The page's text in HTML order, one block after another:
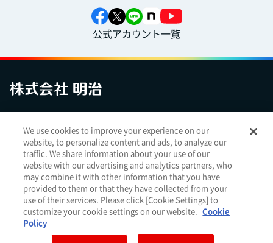
公式アカウント一覧
アクセシビリティへの対応方針ご利用規約明治グループのDX
Cookie Settings
明治ホールディングス株式会社 （ EN ｜簡体 ）
Meiji Seika ファルマ株式会社
We use cookies to improve your experience on our
website, to personalize content and ads, to analyze our
traffic. We share information about your use of our
website with our advertising and analytics partners, who
may combine it with other information that you have
provided to them or that they have collected from your
use of their services. Please click [Cookie Settings] to
customize your cookie settings on our website. Cookie
Policy